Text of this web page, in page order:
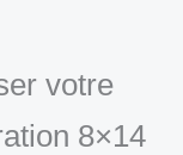
votre
8×14